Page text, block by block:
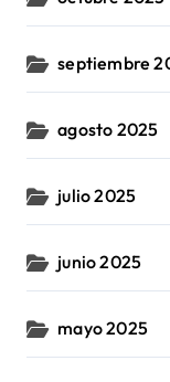
septiembre
agosto 2025
julio 2025
junio 2025
mayo 2025